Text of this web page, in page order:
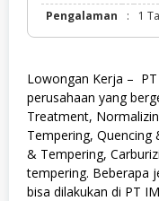
Pengalaman : 1
Lowongan Kerja –
perusahaan yang
Treatment,
Tempering, Quencing
& Tempering,
tempering. Bеbеrара
bіѕа dіlаkukаn dі PT